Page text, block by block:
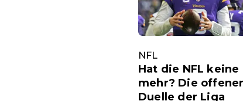
NFL
Hat die NFL keine
mehr? Die
Duelle der Liga